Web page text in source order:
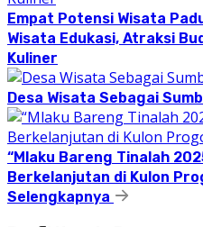
Empat Potensi Wisata
Wisata Edukasi, Atraksi
Kuliner
Desa Wisata Sebagai
“Mlaku Bareng Tinalah
Berkelanjutan di Kulon
Selengkapnya